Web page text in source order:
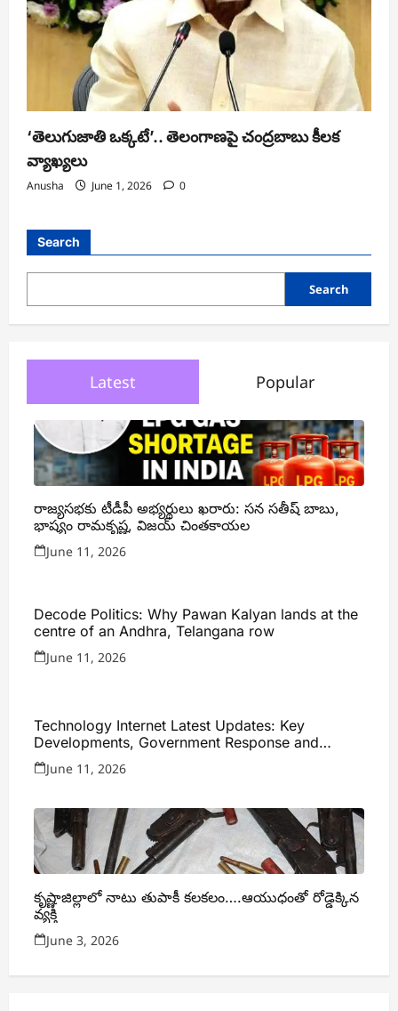
‘తెలుగుజాతి ఒక్కటే’.. తెలంగాణపై చంద్రబాబు కీలక
వ్యాఖ్యలు
Anusha June 1, 2026 0
Search
Search
Latest Popular
రాజ్యసభకు టీడీపీ అభ్యర్థులు ఖరారు: సన సతీష్ బాబు,
భాష్యం రామకృష్ణ, విజయ్ చింతకాయల
June 11, 2026
Decode Politics: Why Pawan Kalyan lands at the
centre of an Andhra, Telangana row
June 11, 2026
Technology Internet Latest Updates: Key
Developments, Government Response and
Expert Analysis
June 11, 2026
కృష్ణాజిల్లాలో నాటు తుపాకీ కలకలం….ఆయుధంతో రోడ్డెక్కిన
వ్యక్తి
June 3, 2026